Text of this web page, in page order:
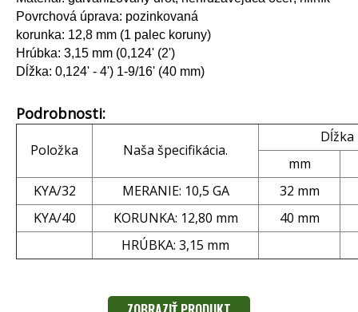
Povrchová úprava: pozinkovaná
korunka: 12,8 mm (1 palec koruny)
Hrúbka: 3,15 mm (0,124' (2')
Dĺžka: 0,124' - 4') 1-9/16' (40 mm)
Podrobnosti:
Položka Naša špecifikácia.
Dĺžka
mm
KYA/32
MERANIE: 10,5 GA
32 mm
KYA/40
KORUNKA: 12,80 mm 40 mm
HRÚBKA: 3,15 mm